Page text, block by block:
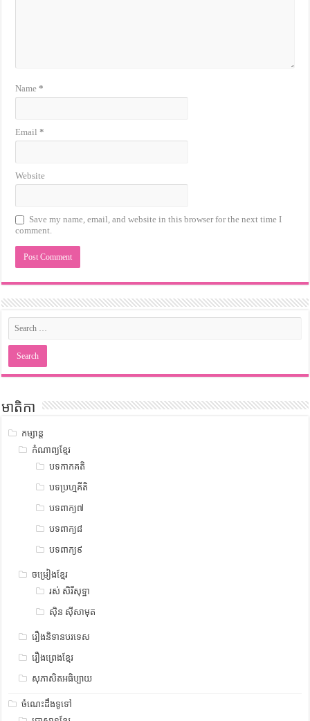
Name*
Email*
Website
Save my name, email, and website in this browser for the next time I
comment.
មាតិកា
កម្សាន្ត
កំណាព្យខ្មែរ
បទកាកគតិ
បទប្រហ្មគីតិ
បទពាក្យ៧
បទពាក្យ៨
បទពាក្យ៩
ចម្រៀងខ្មែរ
រស់ សិរីសុទ្ឋា
ស៊ិន ស៊ីសាមុត
រឿងនិទានបរទេស
រឿងព្រេងខ្មែរ
សុភាសិតអធិប្បាយ
ចំណេះដឹងទូទៅ